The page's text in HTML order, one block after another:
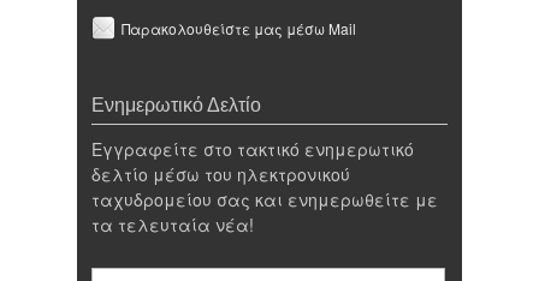
Παρακολουθείστε μας μέσω Mail
Ενημερωτικό Δελτίο
Εγγραφείτε στο τακτικό ενημερωτικό
δελτίο μέσω του ηλεκτρονικού
ταχυδρομείου σας και ενημερωθείτε με
τα τελευταία νέα!